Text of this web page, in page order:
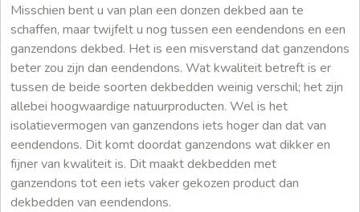
Misschien bent u van plan een donzen dekbed aan te
schaffen, maar twijfelt u nog tussen een eendendons en een
ganzendons dekbed. Het is een misverstand dat ganzendons
beter zou zijn dan eendendons. Wat kwaliteit betreft is er
tussen de beide soorten dekbedden weinig verschil; het zijn
allebei hoogwaardige natuurproducten. Wel is het
isolatievermogen van ganzendons iets hoger dan dat van
eendendons. Dit komt doordat ganzendons wat dikker en
fijner van kwaliteit is. Dit maakt dekbedden met
ganzendons tot een iets vaker gekozen product dan
dekbedden van eendendons.